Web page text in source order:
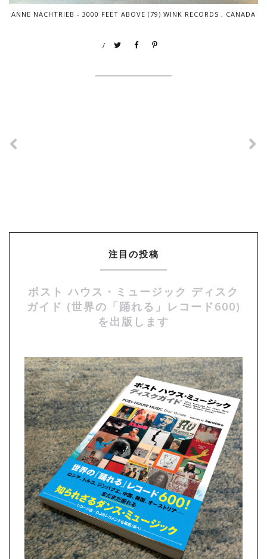
ANNE NACHTRIEB - 3000 FEET ABOVE (79) WINK RECORDS , CANADA
/
注目の投稿
ポスト ハウス・ミュージック ディスク
ガイド (世界の「踊れる」レコード600)
を出版します